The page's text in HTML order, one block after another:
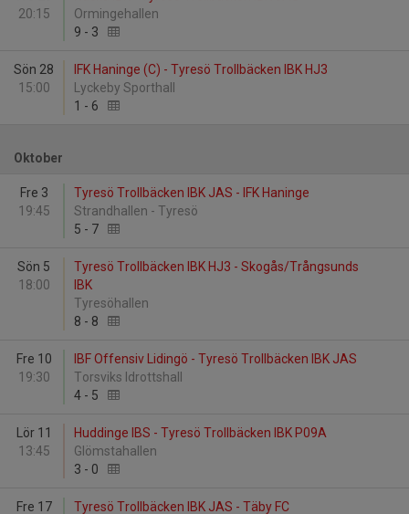
20:15
Ormingehallen
9 - 3
Sön 28
15:00
IFK Haninge (C) - Tyresö Trollbäcken IBK HJ3
Lyckeby Sporthall
1 - 6
Oktober
Fre 3
19:45
Tyresö Trollbäcken IBK JAS - IFK Haninge
Strandhallen - Tyresö
5 - 7
Sön 5
18:00
Tyresö Trollbäcken IBK HJ3 - Skogås/Trångsunds
IBK
Tyresöhallen
8 - 8
Fre 10
19:30
IBF Offensiv Lidingö - Tyresö Trollbäcken IBK JAS
Torsviks Idrottshall
4 - 5
Lör 11
13:45
Huddinge IBS - Tyresö Trollbäcken IBK P09A
Glömstahallen
3 - 0
Fre 17 Tyresö Trollbäcken IBK JAS - Täby FC